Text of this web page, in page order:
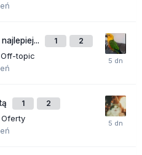
1 2
Off-topic
1 2
Oferty